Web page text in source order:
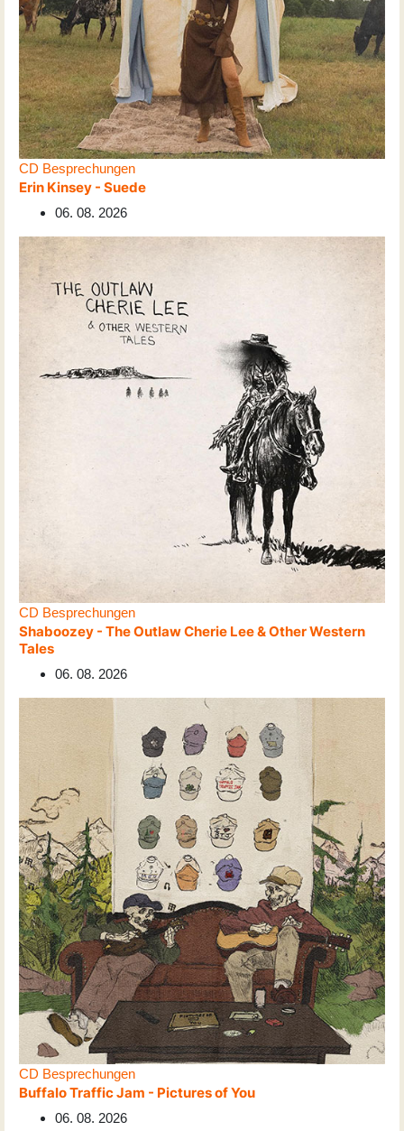
CD Besprechungen
Erin Kinsey - Suede
06. 08. 2026
CD Besprechungen
Shaboozey - The Outlaw Cherie Lee & Other Western
Tales
06. 08. 2026
CD Besprechungen
Buffalo Traffic Jam - Pictures of You
06. 08. 2026